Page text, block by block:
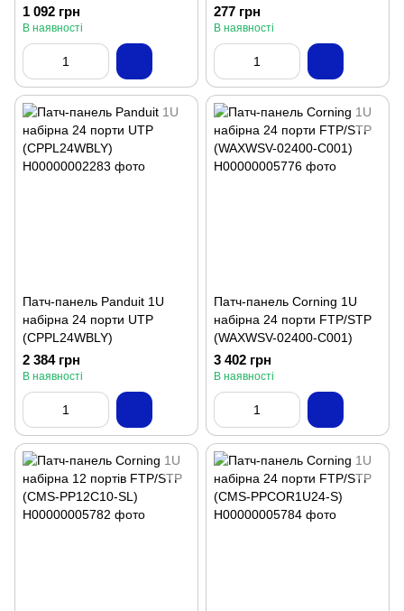
1 092 грн
В наявності
277 грн
В наявності
Патч-панель Panduit 1U
набірна 24 порти UTP
(CPPL24WBLY)
2 384 грн
В наявності
Патч-панель Corning 1U
набірна 24 порти FTP/STP
(WAXWSV-02400-C001)
3 402 грн
В наявності